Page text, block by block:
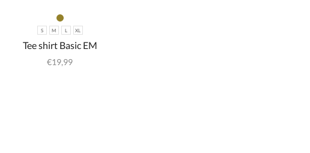
S M L XL
Tee shirt Basic EM
€19,99